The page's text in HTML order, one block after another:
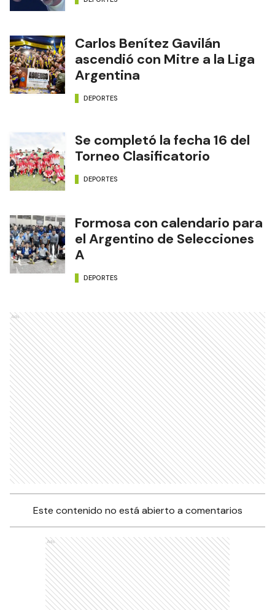
Carlos Benítez Gavilán
ascendió con Mitre a la Liga
Argentina
DEPORTES
Se completó la fecha 16 del
Torneo Clasificatorio
DEPORTES
Formosa con calendario para
el Argentino de Selecciones
A
DEPORTES
Ads
Este contenido no está abierto a comentarios
Ads